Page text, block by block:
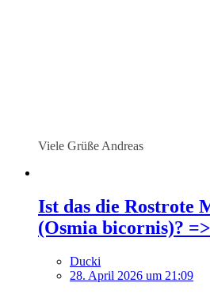
Viele Grüße Andreas
Ist das die Rostrote
(Osmia bicornis)?
Ducki
28. April 2026 um 21:09